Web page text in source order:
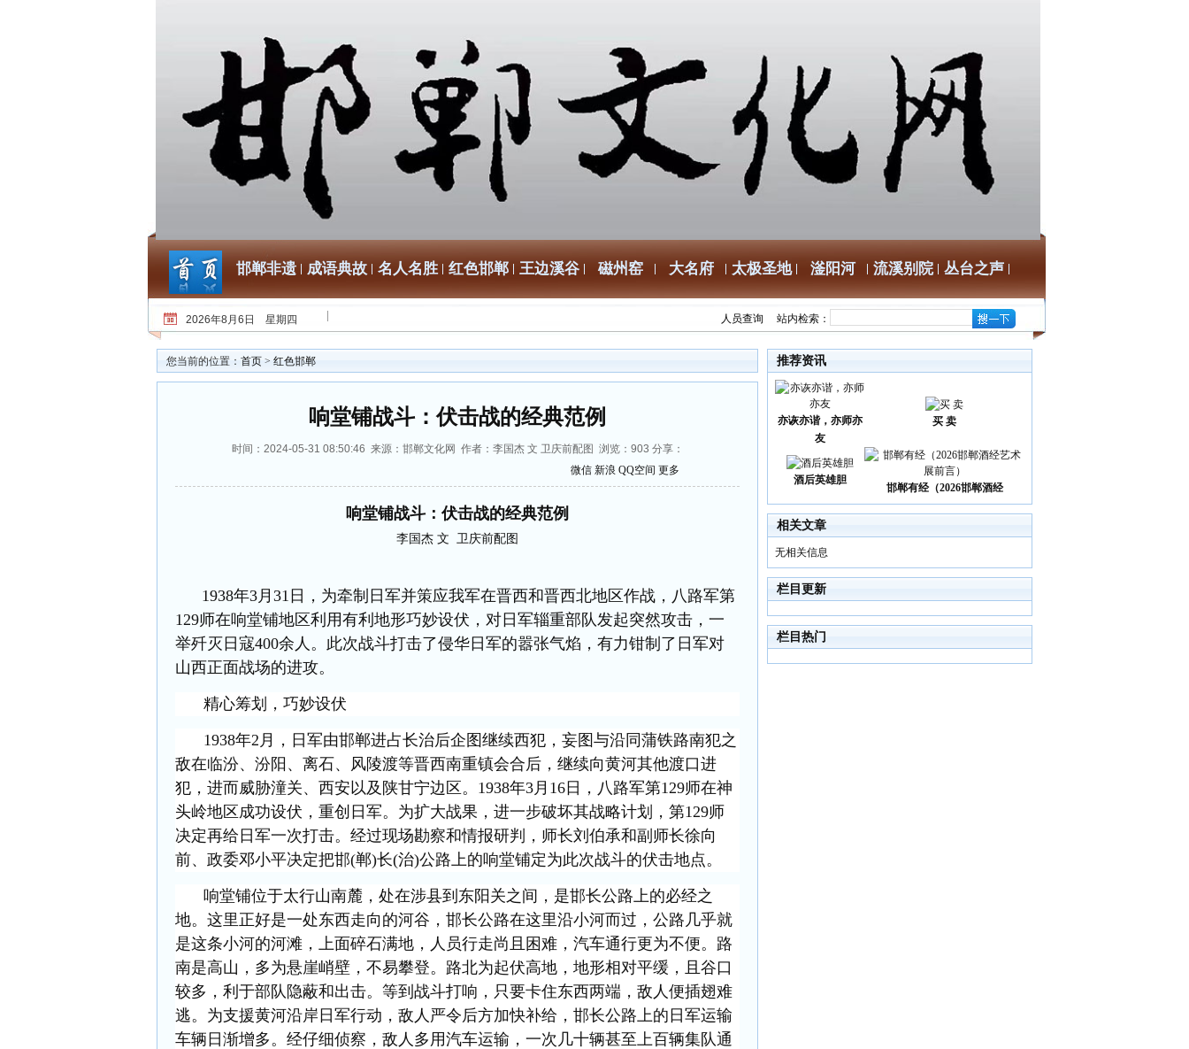
邯郸非遗 成语典故 名人名胜 红色邯郸 王边溪谷 磁州窑 大名府 太极圣地 滏阳河 流溪别院 丛台之声
2026年8月6日 星期四 人员查询 站内检索：
您当前的位置： 首页 > 红色邯郸
响堂铺战斗：伏击战的经典范例
时间：2024-05-31 08:50:46 来源：邯郸文化网 作者：李国杰 文 卫庆前配图 浏览： 903 分享：
微信 新浪 QQ空间 更多
响堂铺战斗：伏击战的经典范例
李国杰 文 卫庆前配图
1938年3月31日，为牵制日军并策应我军在晋西和晋西北地区作战，八路军第
129师在响堂铺地区利用有利地形巧妙设伏，对日军辎重部队发起突然攻击，一
举歼灭日寇400余人。此次战斗打击了侵华日军的嚣张气焰，有力钳制了日军对
山西正面战场的进攻。
精心筹划，巧妙设伏
1938年2月，日军由邯郸进占长治后企图继续西犯，妄图与沿同蒲铁路南犯之
敌在临汾、汾阳、离石、风陵渡等晋西南重镇会合后，继续向黄河其他渡口进
犯，进而威胁潼关、西安以及陕甘宁边区。1938年3月16日，八路军第129师在神
头岭地区成功设伏，重创日军。为扩大战果，进一步破坏其战略计划，第129师
决定再给日军一次打击。经过现场勘察和情报研判，师长刘伯承和副师长徐向
前、政委邓小平决定把邯(郸)长(治)公路上的响堂铺定为此次战斗的伏击地点。
响堂铺位于太行山南麓，处在涉县到东阳关之间，是邯长公路上的必经之
地。这里正好是一处东西走向的河谷，邯长公路在这里沿小河而过，公路几乎就
是这条小河的河滩，上面碎石满地，人员行走尚且困难，汽车通行更为不便。路
南是高山，多为悬崖峭壁，不易攀登。路北为起伏高地，地形相对平缓，且谷口
较多，利于部队隐蔽和出击。等到战斗打响，只要卡住东西两端，敌人便插翅难
逃。为支援黄河沿岸日军行动，敌人严令后方加快补给，邯长公路上的日军运输
车辆日渐增多。经仔细侦察，敌人多用汽车运输，一次几十辆甚至上百辆集队通
推荐资讯
亦诙亦谐，亦师亦
友
买 卖
酒后英雄胆
邯郸有经（2026邯郸酒经
相关文章
无相关信息
栏目更新
栏目热门